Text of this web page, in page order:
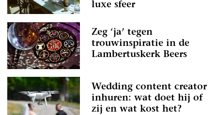
luxe sfeer
Zeg ‘ja’ tegen
trouwinspiratie in de
Lambertuskerk Beers
Wedding content creator
inhuren: wat doet hij of
zij en wat kost het?